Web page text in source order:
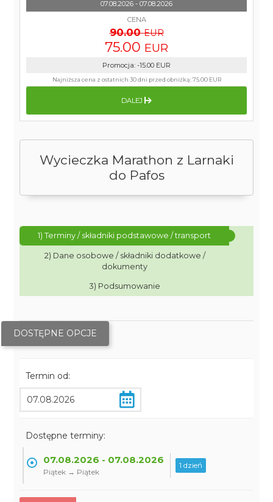
Wycieczka Marathon z Larnaki
do Pafos
1) Terminy / składniki podstawowe / transport
2) Dane osobowe / składniki dodatkowe /
dokumenty
3) Podsumowanie
DOSTĘPNE OPCJE
Termin od:
Dostępne terminy:
07.08.2026 - 07.08.2026
Piątek → Piątek
1 dzień
07.08.2026 - 07.08.2026
CENA
90.00 EUR
75.00 EUR
Promocja: -15.00 EUR
Najniższa cena z ostatnich 30 dni przed obniżką:75.00 EUR
DALEJ